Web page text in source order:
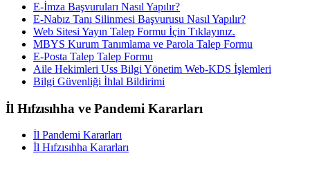
E-İmza Başvuruları Nasıl Yapılır?
E-Nabız Tanı Silinmesi Başvurusu Nasıl Yapılır?
Web Sitesi Yayın Talep Formu İçin Tıklayınız.
MBYS Kurum Tanımlama ve Parola Talep Formu
E-Posta Talep Talep Formu
Aile Hekimleri Uss Bilgi Yönetim Web-KDS İşlemleri
Bilgi Güvenliği İhlal Bildirimi
İl Hıfzısıhha ve Pandemi Kararları
İl Pandemi Kararları
İl Hıfzısıhha Kararları